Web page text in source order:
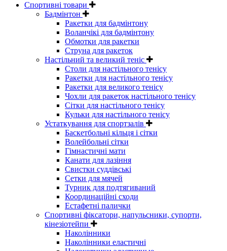
Спортивні товари
Бадмінтон
Ракетки для бадмінтону
Воланчікі для бадмінтону
Обмотки для ракетки
Струна для ракеток
Настільний та великий теніс
Столи для настільного тенісу
Ракетки для настільного тенісу
Ракетки для великого тенісу
Чохли для ракеток настільного тенісу
Сітки для настільного тенісу
Кульки для настільного тенісу
Устаткування для спортзалів
Баскетбольні кільця і сітки
Волейбольні сітки
Гімнастичні мати
Канати для лазіння
Свистки суддівські
Сетки для мячей
Турник для подтягиваний
Координаційні сходи
Естафетні палички
Спортивні фіксатори, напульсники, супорти,
кінезіотейпи
Наколінники
Наколінники еластичні